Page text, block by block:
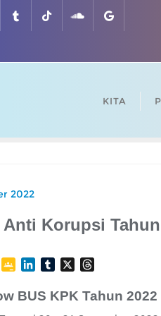
KITA
2022
Korupsi Tahun
G
o
n
m
r
BUS KPK Tahun 2022